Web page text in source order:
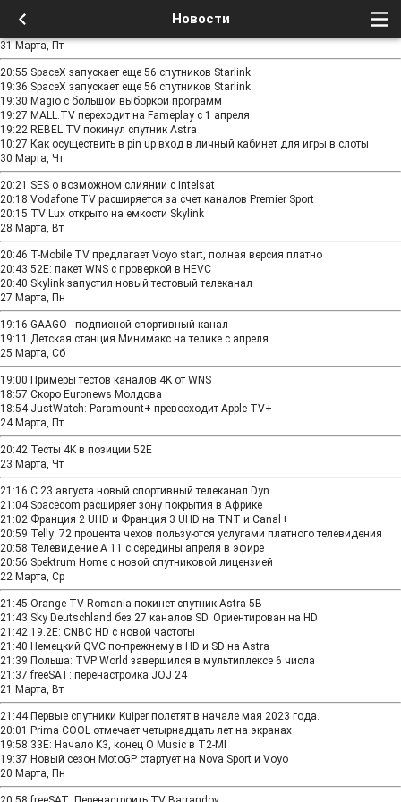
Новости
31 Марта, Пт
20:55 SpaceX запускает еще 56 спутников Starlink
19:36 SpaceX запускает еще 56 спутников Starlink
19:30 Magio с большой выборкой программ
19:27 MALL.TV переходит на Fameplay с 1 апреля
19:22 REBEL TV покинул спутник Astra
10:27 Как осуществить в pin up вход в личный кабинет для игры в слоты
30 Марта, Чт
20:21 SES о возможном слиянии с Intelsat
20:18 Vodafone TV расширяется за счет каналов Premier Sport
20:15 TV Lux открыто на емкости Skylink
28 Марта, Вт
20:46 T-Mobile TV предлагает Voyo start, полная версия платно
20:43 52E: пакет WNS с проверкой в ​​HEVC
20:40 Skylink запустил новый тестовый телеканал
27 Марта, Пн
19:16 GAAGO - подписной спортивный канал
19:11 Детская станция Минимакс на телике с апреля
25 Марта, Сб
19:00 Примеры тестов каналов 4K от WNS
18:57 Скоро Euronews Молдова
18:54 JustWatch: Paramount+ превосходит Apple TV+
24 Марта, Пт
20:42 Тесты 4K в позиции 52E
23 Марта, Чт
21:16 С 23 августа новый спортивный телеканал Dyn
21:04 Spacecom расширяет зону покрытия в Африке
21:02 Франция 2 UHD и Франция 3 UHD на TNT и Canal+
20:59 Telly: 72 процента чехов пользуются услугами платного телевидения
20:58 Телевидение А 11 с середины апреля в эфире
20:56 Spektrum Home с новой спутниковой лицензией
22 Марта, Ср
21:45 Orange TV Romania покинет спутник Astra 5B
21:43 Sky Deutschland без 27 каналов SD. Ориентирован на HD
21:42 19.2E: CNBC HD с новой частоты
21:40 Немецкий QVC по-прежнему в HD и SD на Astra
21:39 Польша: TVP World завершился в мультиплексе 6 числа
21:37 freeSAT: перенастройка JOJ 24
21 Марта, Вт
21:44 Первые спутники Kuiper полетят в начале мая 2023 года.
20:01 Prima COOL отмечает четырнадцать лет на экранах
19:58 33E: Начало K3, конец O Music в T2-MI
19:37 Новый сезон MotoGP стартует на Nova Sport и Voyo
20 Марта, Пн